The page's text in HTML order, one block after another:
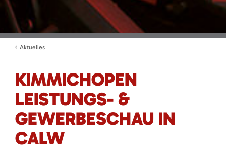
Aktuelles
KIMMICHOPEN
LEISTUNGS- &
GEWERBESCHAU IN
CALW